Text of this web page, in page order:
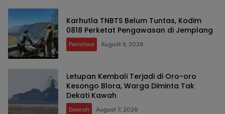
Karhutla TNBTS Belum Tuntas, Kodim
0818 Perketat Pengawasan di Jemplang
Peristiwa August 9, 2026
Letupan Kembali Terjadi di Oro-oro
Kesongo Blora, Warga Diminta Tak
Dekati Kawah
Daerah August 7, 2026